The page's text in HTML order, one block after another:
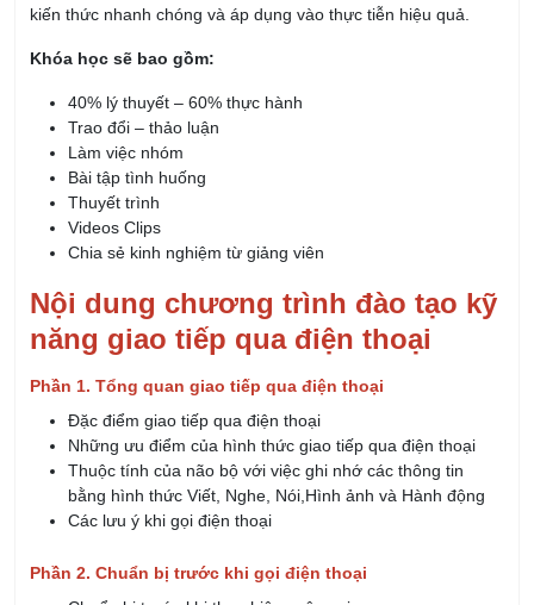
kiến thức nhanh chóng và áp dụng vào thực tiễn hiệu quả.
Khóa học sẽ bao gồm:
40% lý thuyết – 60% thực hành
Trao đổi – thảo luận
Làm việc nhóm
Bài tập tình huống
Thuyết trình
Videos Clips
Chia sẻ kinh nghiệm từ giảng viên
Nội dung chương trình đào tạo kỹ
năng giao tiếp qua điện thoại
Phần 1. Tổng quan giao tiếp qua điện thoại
Đặc điểm giao tiếp qua điện thoại
Những ưu điểm của hình thức giao tiếp qua điện thoại
Thuộc tính của não bộ với việc ghi nhớ các thông tin
bằng hình thức Viết, Nghe, Nói,Hình ảnh và Hành động
Các lưu ý khi gọi điện thoại
Phần 2. Chuẩn bị trước khi gọi điện thoại